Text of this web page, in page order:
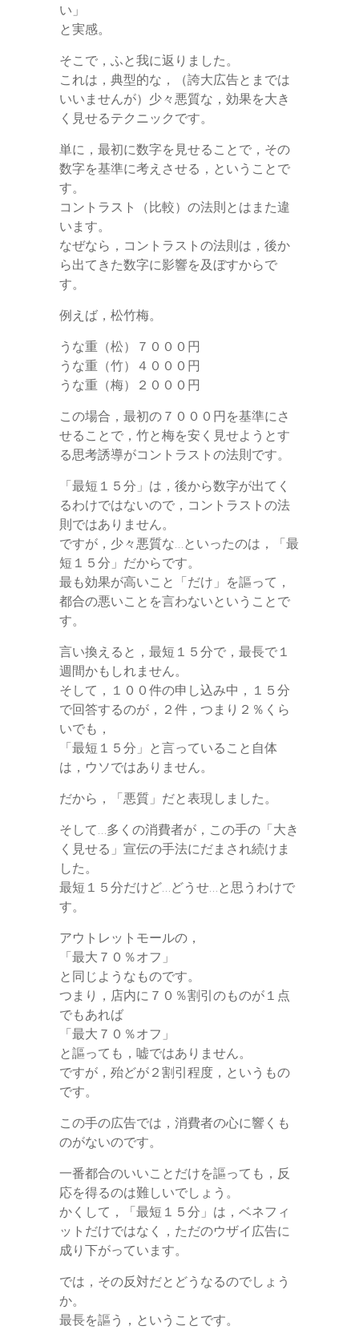
い」
と実感。
そこで，ふと我に返りました。
これは，典型的な，（誇大広告とまでは
いいませんが）少々悪質な，効果を大き
く見せるテクニックです。
単に，最初に数字を見せることで，その
数字を基準に考えさせる，ということで
す。
コントラスト（比較）の法則とはまた違
います。
なぜなら，コントラストの法則は，後か
ら出てきた数字に影響を及ぼすからで
す。
例えば，松竹梅。
うな重（松）７０００円
うな重（竹）４０００円
うな重（梅）２０００円
この場合，最初の７０００円を基準にさ
せることで，竹と梅を安く見せようとす
る思考誘導がコントラストの法則です。
「最短１５分」は，後から数字が出てく
るわけではないので，コントラストの法
則ではありません。
ですが，少々悪質な…といったのは，「最
短１５分」だからです。
最も効果が高いこと「だけ」を謳って，
都合の悪いことを言わないということで
す。
言い換えると，最短１５分で，最長で１
週間かもしれません。
そして，１００件の申し込み中，１５分
で回答するのが，２件，つまり２％くら
いでも，
「最短１５分」と言っていること自体
は，ウソではありません。
だから，「悪質」だと表現しました。
そして…多くの消費者が，この手の「大き
く見せる」宣伝の手法にだまされ続けま
した。
最短１５分だけど…どうせ…と思うわけで
す。
アウトレットモールの，
「最大７０％オフ」
と同じようなものです。
つまり，店内に７０％割引のものが１点
でもあれば
「最大７０％オフ」
と謳っても，嘘ではありません。
ですが，殆どが２割引程度，というもの
です。
この手の広告では，消費者の心に響くも
のがないのです。
一番都合のいいことだけを謳っても，反
応を得るのは難しいでしょう。
かくして，「最短１５分」は，ベネフィ
ットだけではなく，ただのウザイ広告に
成り下がっています。
では，その反対だとどうなるのでしょう
か。
最長を謳う，ということです。